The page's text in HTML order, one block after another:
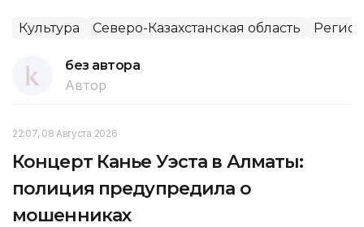
Культура Северо-Казахстанская область
без автора
Автор
22:07, 08 Августа 2026
Концерт Канье Уэста в Алматы:
полиция предупредила о
мошенниках